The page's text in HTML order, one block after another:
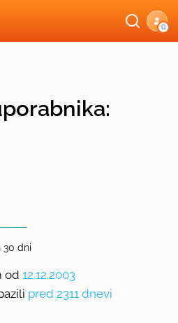
G
30 dni
od 12.12.2003
pred 2311 dnevi